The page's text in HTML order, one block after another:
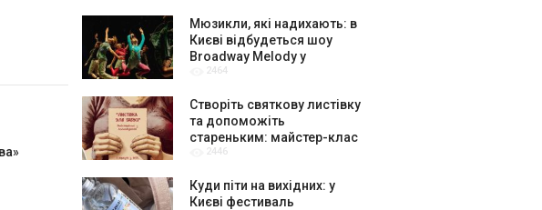
Мюзикли, які надихають: в
Києві відбудеться шоу
Broadway Melody у
виконанні юних артистів
2464
Створіть святкову листівку
та допоможіть
стареньким: майстер-клас
від БФ «Юлині Бабусі» на
2446
Куди піти на вихідних: у
Києві фестиваль